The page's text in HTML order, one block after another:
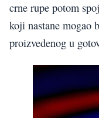
crne rupe potom
koji nastane mogao
proizvedenog u